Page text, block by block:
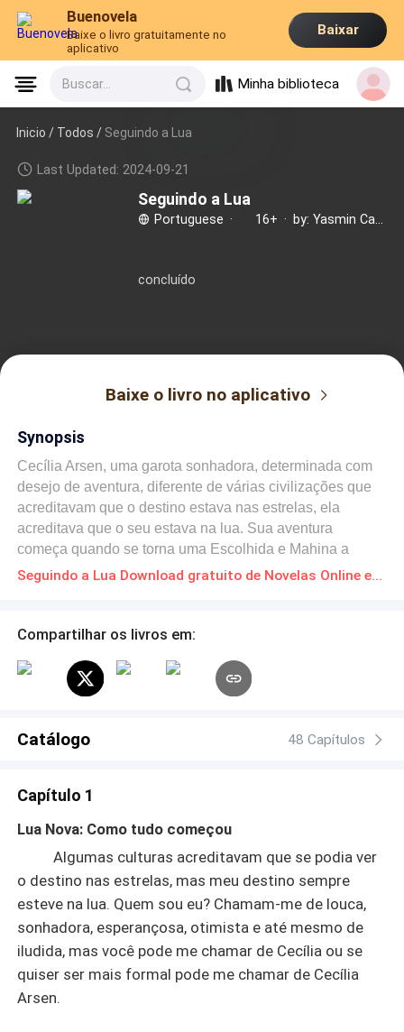
Buenovela
Baixe o livro gratuitamente no
aplicativo
Baixar
Buscar... Minha biblioteca
Inicio / Todos / Seguindo a Lua
Last Updated: 2024-09-21
Seguindo a Lua
Portuguese · 16+ ·
concluído
Baixe o livro no aplicativo
Synopsis
Cecília Arsen, uma garota sonhadora, determinada com
desejo de aventura, diferente de várias civilizações que
acreditavam que o destino estava nas estrelas, ela
acreditava que o seu estava na lua. Sua aventura
começa quando se torna uma Escolhida e Mahina a
dimensão dos seus sonhos se torna realidade. Mas até
viu sua mãe sendo morta. Tendo que lidar com o fato de
se torna um grande mago. No meio de suas
responsabilidades e atrás dos assassinos de sua mãe
sentimento mais forte que a magia. Como ele se sairá
Seguindo a Lua Download gratuito de Novelas Online em PDF
Compartilhar os livros em:
Catálogo 48 Capítulos
Capítulo 1
Lua Nova: Como tudo começou
Algumas culturas acreditavam que se podia ver
o destino nas estrelas, mas meu destino sempre
esteve na lua. Quem sou eu? Chamam-me de louca,
sonhadora, esperançosa, otimista e até mesmo de
iludida, mas você pode me chamar de Cecília ou se
quiser ser mais formal pode me chamar de Cecília
Arsen.